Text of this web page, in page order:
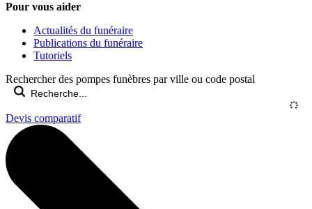
Pour vous aider
Actualités du funéraire
Publications du funéraire
Tutoriels
Rechercher des pompes funèbres par ville ou code postal
Devis comparatif